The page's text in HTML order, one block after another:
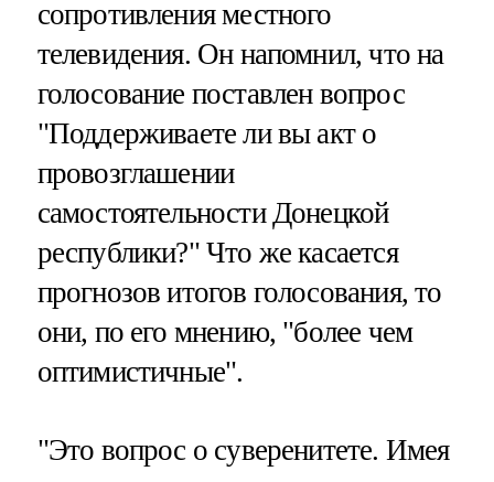
сопротивления местного
телевидения. Он напомнил, что на
голосование поставлен вопрос
"Поддерживаете ли вы акт о
провозглашении
самостоятельности Донецкой
республики?" Что же касается
прогнозов итогов голосования, то
они, по его мнению, "более чем
оптимистичные".
"Это вопрос о суверенитете. Имея